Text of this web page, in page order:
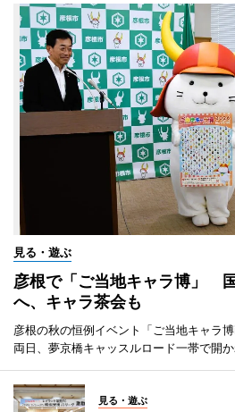
見る・遊ぶ
彦根で「ご当地キャラ博」
へ、キャラ茶会も
彦根の秋の恒例イベント「ご当地キャラ
両日、夢京橋キャッスルロード一帯で開か
見る・遊ぶ